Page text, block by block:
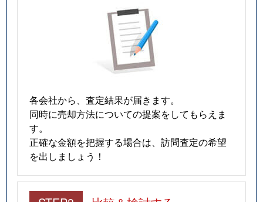
各会社から、査定結果が届きます。
同時に売却方法についての提案をしてもらえま
す。
正確な金額を把握する場合は、訪問査定の希望
を出しましょう！